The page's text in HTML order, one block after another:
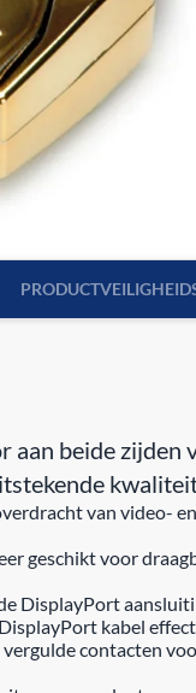
beide
van video-
geschikt voor
DisplayPort
kabel
contacten